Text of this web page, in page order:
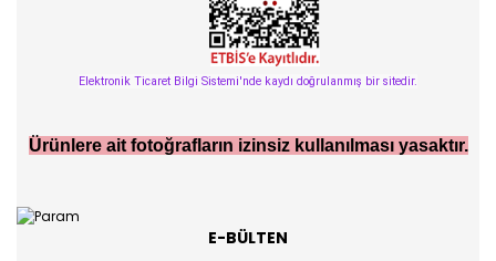
Elektronik Ticaret Bilgi Sistemi'nde kaydı doğrulanmış bir sitedir.
Ürünlere ait fotoğrafların izinsiz kullanılması yasaktır.
E-BÜLTEN